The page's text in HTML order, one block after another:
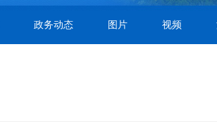
政务动态 图片 视频